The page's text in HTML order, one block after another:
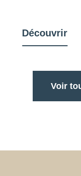
Découvrir
Voir